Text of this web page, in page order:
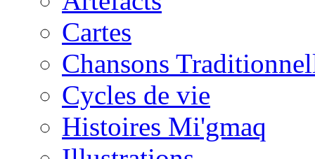
Cartes
Chansons
Cycles de vie
Histoires Mi'gmaq